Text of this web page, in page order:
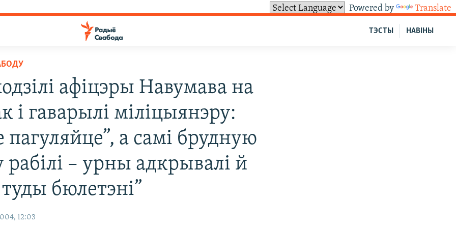
Powered by Translate
НАВІНЫ
ТЭСТЫ
афіцэры Навумава на
і гаварылі міліцыянэру:
пагуляйце”, а самі брудную
рабілі – урны адкрывалі й
туды бюлетэні”
12:03